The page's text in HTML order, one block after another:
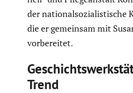
der natio­nal­so­zia­lis­ti­sche
die er gemeinsam mit
vorbe­reitet.
Trend